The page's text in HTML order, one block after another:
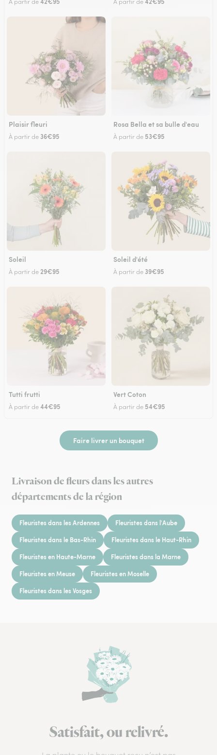
À partir de À partir de
Plaisir fleuri
À partir de 36€95
Rosa Bella et sa bulle d'eau
À partir de 53€95
Soleil
À partir de 29€95
Soleil d'été
À partir de 39€95
Tutti frutti
À partir de44€95
Vert Coton
À partir de 54€95
Faire livrer un bouquet
Livraison de fleurs dans les autres
départements de la région
Fleuristes dans les Ardennes
Fleuristes dans l'Aube
Fleuristes dans le Bas-Rhin
Fleuristes dans le Haut-Rhin
Fleuristes en Haute-Marne
Fleuristes dans la Marne
Fleuristes en Meuse
Fleuristes en Moselle
Fleuristes dans les Vosges
Satisfait, ou relivré.